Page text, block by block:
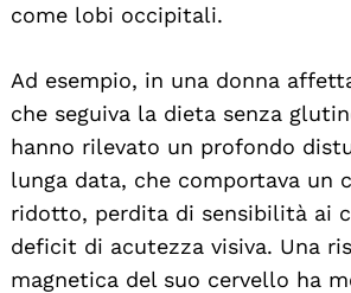
come lobi occipitali.
Ad esempio, in una donna
che seguiva la dieta senza
hanno rilevato un profondo
lunga data, che comportava un
ridotto, perdita di sensibilità ai
deficit di acutezza visiva. Una
magnetica del suo cervello ha